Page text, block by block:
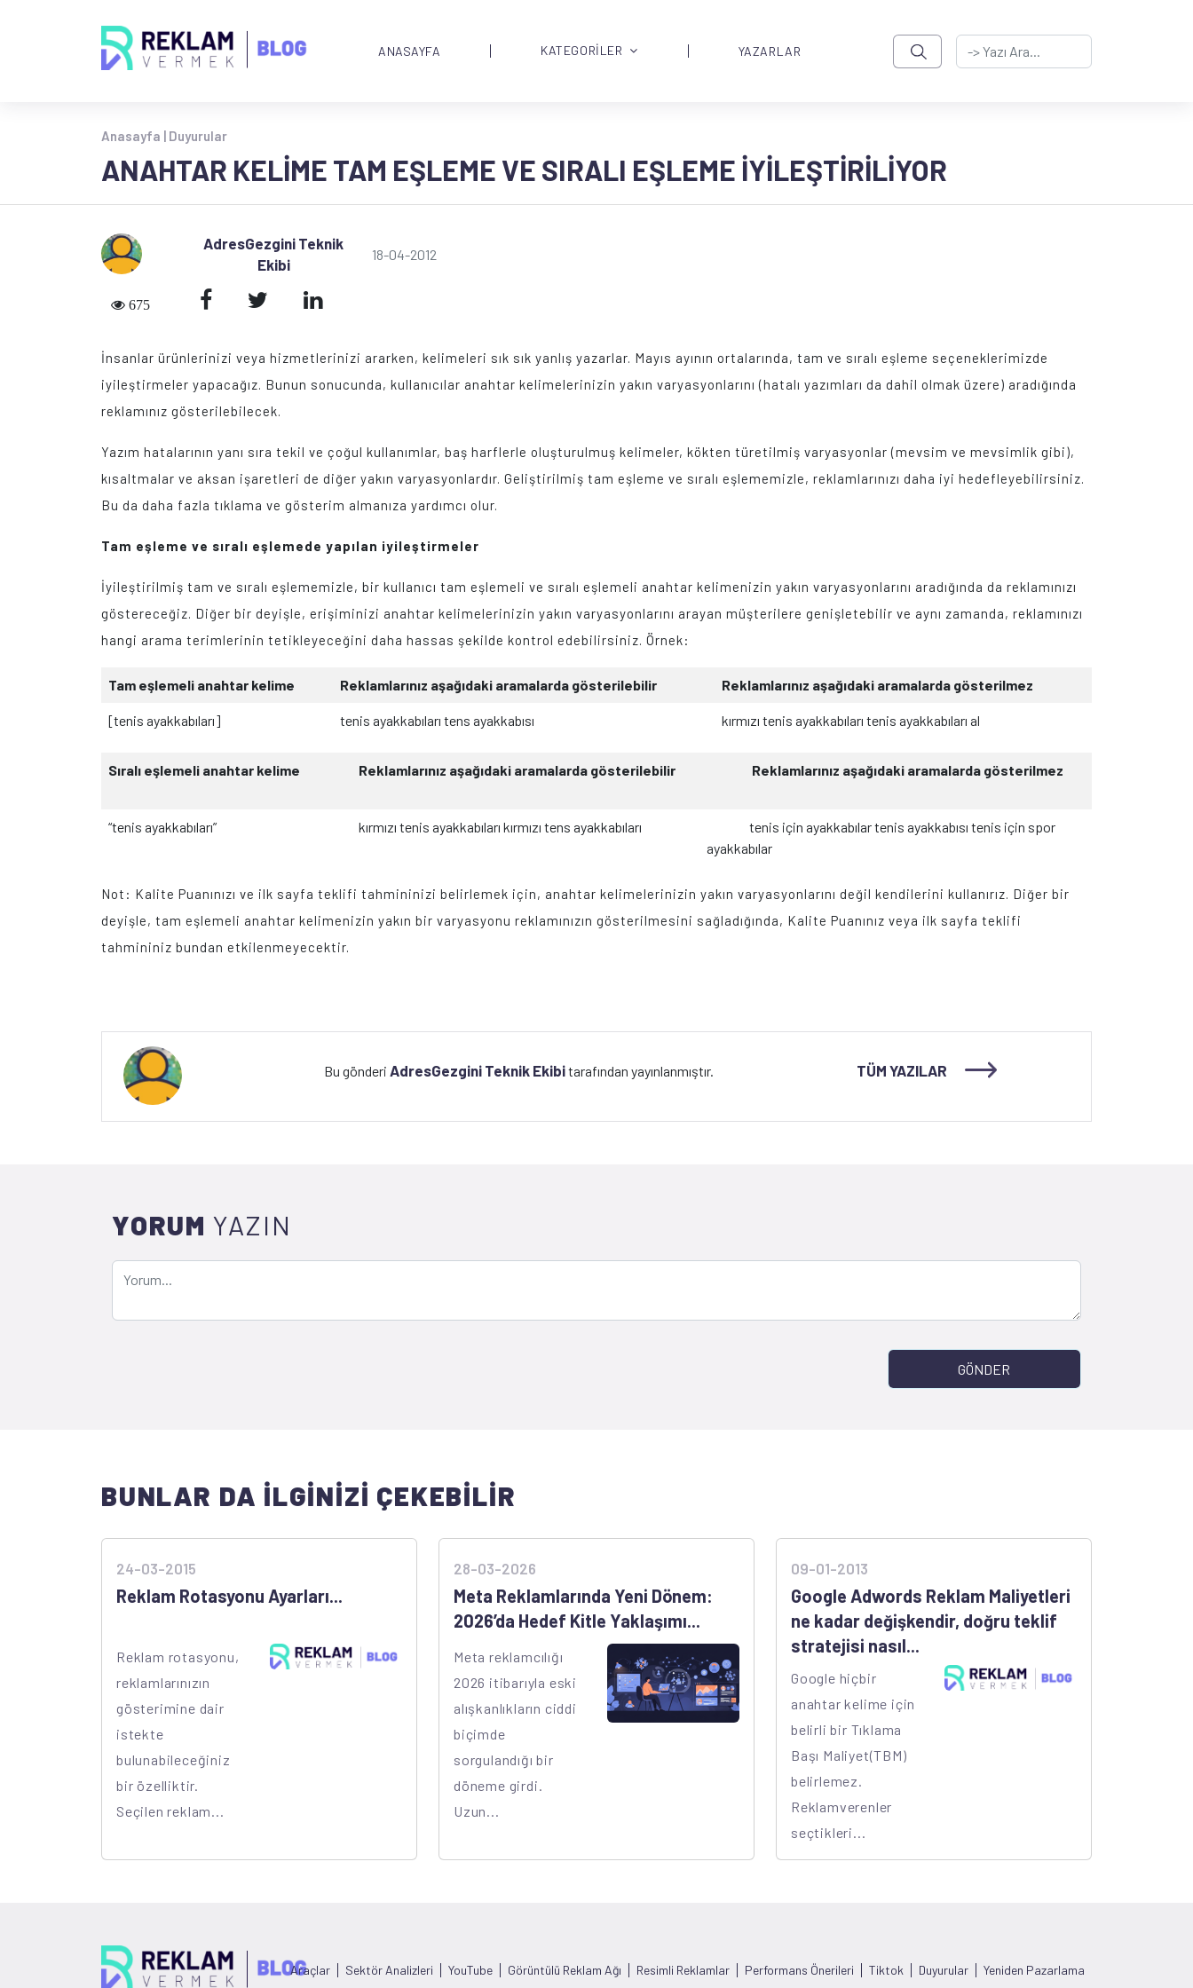
ANASAYFA KATEGORİLER YAZARLAR
Anasayfa | Duyurular
ANAHTAR KELIME TAM EŞLEME VE SIRALI EŞLEME İYILEŞTIRILIYOR
AdresGezgini Teknik
Ekibi
18-04-2012
675
İnsanlar ürünlerinizi veya hizmetlerinizi ararken, kelimeleri sık sık yanlış yazarlar. Mayıs ayının ortalarında, tam ve sıralı eşleme seçeneklerimizde
iyileştirmeler yapacağız. Bunun sonucunda, kullanıcılar anahtar kelimelerinizin yakın varyasyonlarını (hatalı yazımları da dahil olmak üzere) aradığında
reklamınız gösterilebilecek.
Yazım hatalarının yanı sıra tekil ve çoğul kullanımlar, baş harflerle oluşturulmuş kelimeler, kökten türetilmiş varyasyonlar (mevsim ve mevsimlik gibi),
kısaltmalar ve aksan işaretleri de diğer yakın varyasyonlardır. Geliştirilmiş tam eşleme ve sıralı eşlememizle, reklamlarınızı daha iyi hedefleyebilirsiniz.
Bu da daha fazla tıklama ve gösterim almanıza yardımcı olur.
Tam eşleme ve sıralı eşlemede yapılan iyileştirmeler
İyileştirilmiş tam ve sıralı eşlememizle, bir kullanıcı tam eşlemeli ve sıralı eşlemeli anahtar kelimenizin yakın varyasyonlarını aradığında da reklamınızı
göstereceğiz. Diğer bir deyişle, erişiminizi anahtar kelimelerinizin yakın varyasyonlarını arayan müşterilere genişletebilir ve aynı zamanda, reklamınızı
hangi arama terimlerinin tetikleyeceğini daha hassas şekilde kontrol edebilirsiniz. Örnek:
Tam eşlemeli anahtar kelime Reklamlarınız aşağıdaki aramalarda gösterilebilir Reklamlarınız aşağıdaki aramalarda gösterilmez
[tenis ayakkabıları] tenis ayakkabıları tens ayakkabısı kırmızı tenis ayakkabıları tenis ayakkabıları al
Sıralı eşlemeli anahtar kelime Reklamlarınız aşağıdaki aramalarda gösterilebilir Reklamlarınız aşağıdaki aramalarda gösterilmez
“tenis ayakkabıları” kırmızı tenis ayakkabıları kırmızı tens ayakkabıları
tenis için ayakkabılar tenis ayakkabısı tenis için spor
ayakkabılar
Not: Kalite Puanınızı ve ilk sayfa teklifi tahmininizi belirlemek için, anahtar kelimelerinizin yakın varyasyonlarını değil kendilerini kullanırız. Diğer bir
deyişle, tam eşlemeli anahtar kelimenizin yakın bir varyasyonu reklamınızın gösterilmesini sağladığında, Kalite Puanınız veya ilk sayfa teklifi
tahmininiz bundan etkilenmeyecektir.
Bu gönderi AdresGezgini Teknik Ekibitarafından yayınlanmıştır. TÜM YAZILAR
YORUM YAZIN
GÖNDER
BUNLAR DA İLGİNİZİ ÇEKEBİLİR
24-03-2015
Reklam Rotasyonu Ayarları...
Reklam rotasyonu,
reklamlarınızın
gösterimine dair
istekte
bulunabileceğiniz
bir özelliktir.
Seçilen reklam...
28-03-2026
Meta Reklamlarında Yeni Dönem:
2026’da Hedef Kitle Yaklaşımı...
Meta reklamcılığı
2026 itibarıyla eski
alışkanlıkların ciddi
biçimde
sorgulandığı bir
döneme girdi.
Uzun...
09-01-2013
Google Adwords Reklam Maliyetleri
ne kadar değişkendir, doğru teklif
stratejisi nasıl...
Google hiçbir
anahtar kelime için
belirli bir Tıklama
Başı Maliyet(TBM)
belirlemez.
Reklamverenler
seçtikleri...
Araçlar Sektör Analizleri YouTube Görüntülü Reklam Ağı Resimli Reklamlar Performans Önerileri Tiktok Duyurular Yeniden Pazarlama